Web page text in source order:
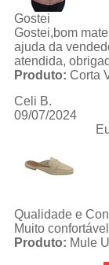
Gostei
Gostei,bom
ajuda da
atendida,
Produto: Corta
Celi B.
09/07/2024
Qualidade e
Muito
Produto: Mule